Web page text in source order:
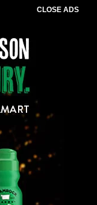
CLOSE ADS